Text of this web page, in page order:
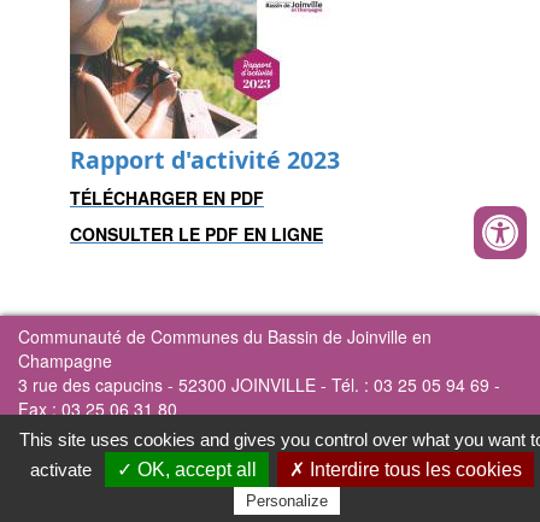
Rapport d'activité 2023
TÉLÉCHARGER EN PDF
CONSULTER LE PDF EN LIGNE
Communauté de Communes du Bassin de Joinville en
Champagne
3 rue des capucins - 52300 JOINVILLE - Tél. : 03 25 05 94 69 -
Fax : 03 25 06 31 80
CONTACT
MENTIONS LÉGALES PLAN DU SITE
This site uses cookies and gives you control over what you want
activate
✓ OK, accept all ✗ Interdire tous les cookies
Personalize